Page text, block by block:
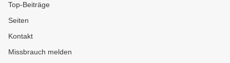
Top-Beiträge
Seiten
Kontakt
Missbrauch melden